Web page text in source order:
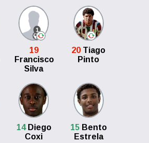
1
19
Francisco
Silva
20 Tiago
Pinto
14Diego
Coxi
15Bento
Estrela